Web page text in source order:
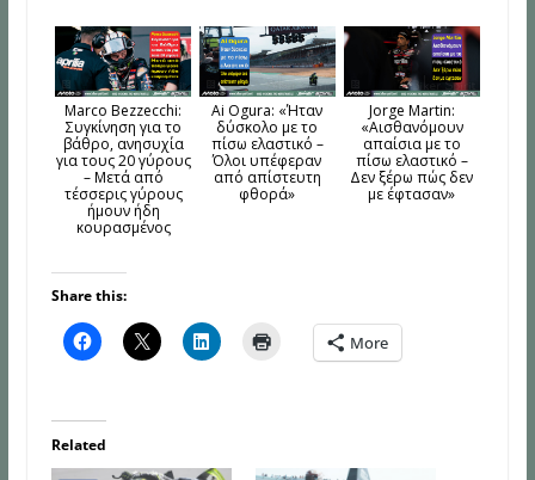
Marco Bezzecchi:
Συγκίνηση για το
βάθρο, ανησυχία
για τους 20 γύρους
– Μετά από
τέσσερις γύρους
ήμουν ήδη
κουρασμένος
Ai Ogura: «Ήταν
δύσκολο με το
πίσω ελαστικό –
Όλοι υπέφεραν
από απίστευτη
φθορά»
Jorge Martin:
«Αισθανόμουν
απαίσια με το
πίσω ελαστικό –
Δεν ξέρω πώς δεν
με έφτασαν»
Share this:
More
Related